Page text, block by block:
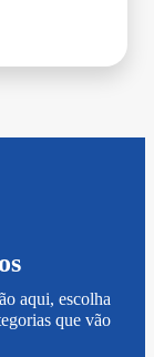
aqui, escolha
que vão